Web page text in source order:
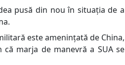
pusă din nou în situația de a
este amenințată de China,
marja de manevră a SUA se